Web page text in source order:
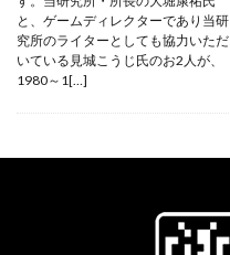
と、ゲームディレクターであり当研
究所のライターとしても協力いただ
いている見城こうじ氏のお2人が、
1980～1[…]